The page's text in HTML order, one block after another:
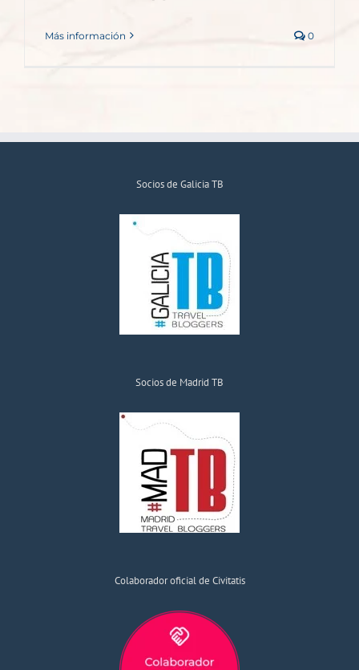
Más información 0
Socios de Galicia TB
Socios de Madrid TB
Colaborador oficial de Civitatis